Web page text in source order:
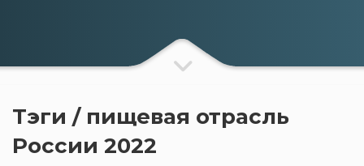
Тэги / пищевая отрасль
России 2022